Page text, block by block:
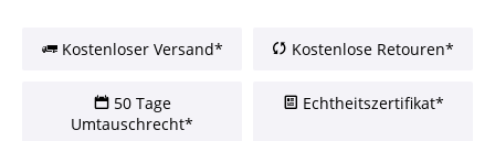
Kostenloser Versand* Kostenlose Retouren*
50 Tage
Umtauschrecht*
Echtheitszertifikat*